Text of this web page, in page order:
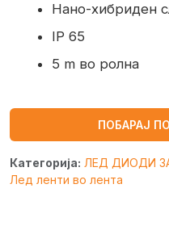
Нано-хибриден
IP 65
5 m во ролна
ПОБАРАЈ
Категорија: ЛЕД ДИОДИ
Лед ленти во лента